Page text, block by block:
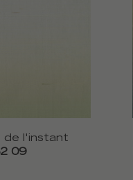
de l'instant
09